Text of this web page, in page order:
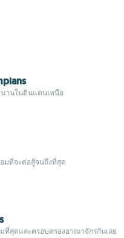
านในดินแดนเหนือ
อมที่จะต่อสู้จนถึงที่สุด
ที่สุดและครอบครองอาณาจักรกันเลย